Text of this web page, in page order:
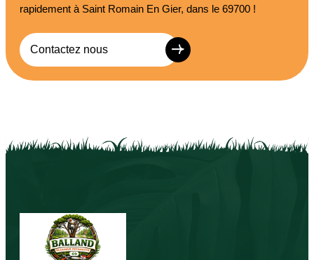
rapidement à Saint Romain En Gier, dans le 69700 !
Contactez nous